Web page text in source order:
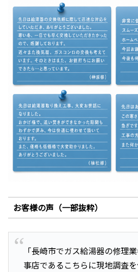
お客様の声（一部抜粋）
「長崎市でガス給湯器の修理
事店であるこちらに現地調査